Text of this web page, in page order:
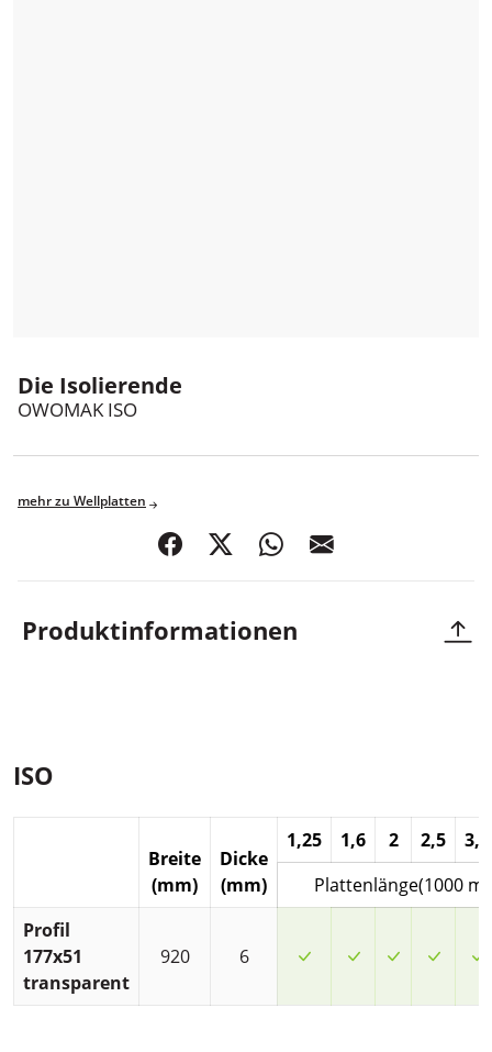
Holzland Mahl
Die Isolierende
OWOMAK ISO
mehr zu Wellplatten
teilen postenteilenmail
Produktinformationen
ISO
Breite
(mm)
Dicke
(mm)
1,25 1,6 2 2,5
3,1
Plattenlänge(1000
Profil
177x51
transparent
920 6